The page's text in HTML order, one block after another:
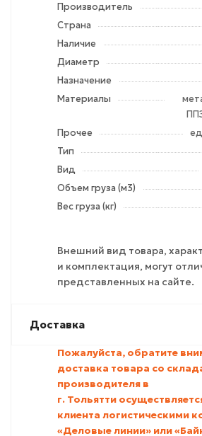
Производитель
Страна
Наличие
Диаметр
Назначение
Материалы
Прочее
Тип
Вид
Объем груза (м3)
Вес груза (кг)
Внешний вид товара,
и комплектация, могут
представленных на сайте.
Доставка
Пожалуйста, обратите
доставка товара со
производителя в
г. Тольятти
клиента логистическими
«Деловые линии» или